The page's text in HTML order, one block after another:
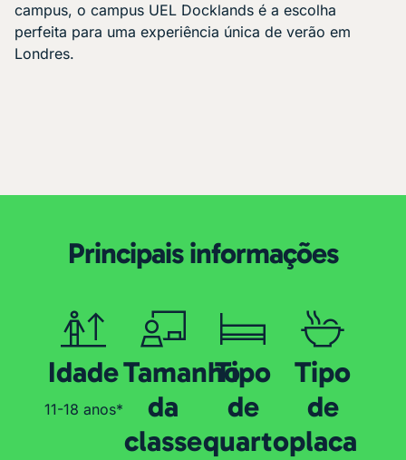
campus, o campus UEL Docklands é a escolha
perfeita para uma experiência única de verão em
Londres.
Principais informações
Idade
11-18 anos*
Tamanho
da
classe
Tipo
de
quarto
Tipo
de
placa